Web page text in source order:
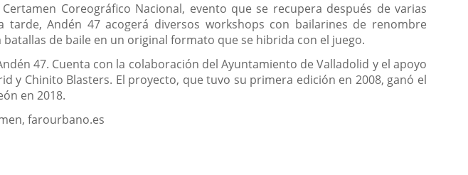
Coreográfico Nacional, evento que se recupera después de varias
Andén 47 acogerá diversos workshops con bailarines de renombre
de baile en un original formato que se hibrida con el juego.
47. Cuenta con la colaboración del Ayuntamiento de Valladolid y el apoyo
y Chinito Blasters. El proyecto, que tuvo su primera edición en 2008, ganó el
en 2018.
farourbano.es